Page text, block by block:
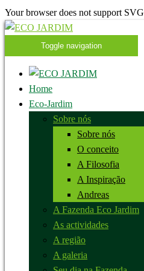
Your browser does not support SVG
Toggle navigation
Home
Eco-Jardim
Sobre nós
Sobre nós
O conceito
A Filosofia
A Inspiração
Andreas
A Fazenda Eco Jardim
As actividades
A região
A galeria